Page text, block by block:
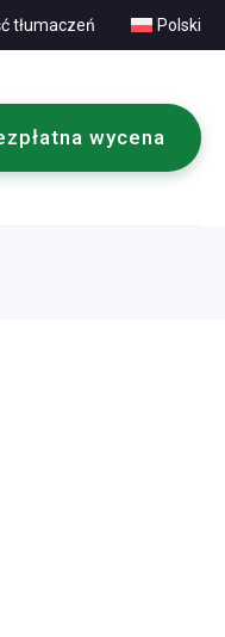
tłumaczeń Polski
wycena